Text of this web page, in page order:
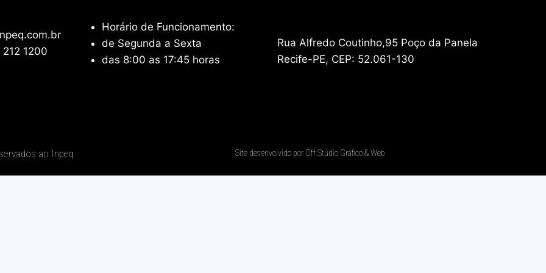
1200
Horário de Funcionamento:
de Segunda a Sexta
das 8:00 as 17:45 horas
Rua Alfredo Coutinho,95 Poço da Panela
Recife-PE, CEP: 52.061-130
ao Inpeq Site desenvolvido por Off Stúdio Gráfico & Web